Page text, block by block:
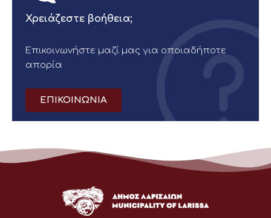
Χρειάζεστε βοήθεια;
Επικοινωνήστε μαζί μας για οποιαδήποτε
απορία
ΕΠΙΚΟΙΝΩΝΙΑ